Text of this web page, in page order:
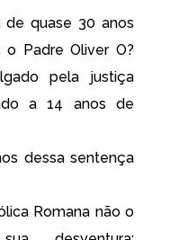
quase 30 anos
Padre Oliver O?
pela justiça
a 14 anos de
dessa sentença
Romana não o